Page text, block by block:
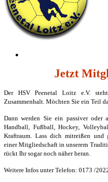
Jetzt
Der HSV Peenetal Loitz e.V.
Zusammenhalt. Möchten Sie ein Teil
Dann werden Sie ein passiver oder
Handball, Fußball, Hockey,
Kraftraum. Lass dich mitreißen und
einer Mitgliedschaft in unserem
rückt Ihr sogar noch näher heran.
Weitere Infos unter Telefon: 0173 /